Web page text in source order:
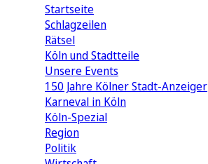
Startseite
Schlagzeilen
Rätsel
Köln und Stadtteile
Unsere Events
150 Jahre Kölner Stadt-Anzeiger
Karneval in Köln
Köln-Spezial
Region
Politik